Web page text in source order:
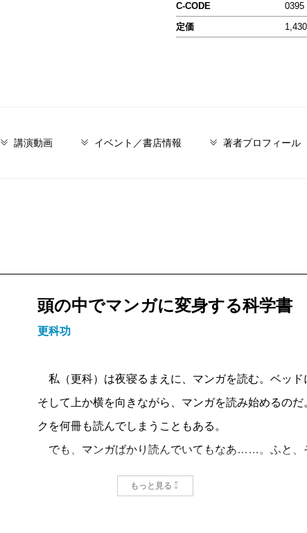
C-CODE
0395
定価
講演動画 イベント／書店情報 著者プロフィール
頭の中でマンガに変身する科学書
更科功
私（更科）は夜寝るまえに、マンガを読む。ベッド
そして上か横を向きながら、マンガを読み始めるの
クを何冊も読んでしまうこともある。
でも、マンガばかり読んでいてもなあ……。ふと、
小説を読んでみた。ところがどうも落ち着かない。
い。翌日には、またマンガに戻ってしまった。
もっと見る